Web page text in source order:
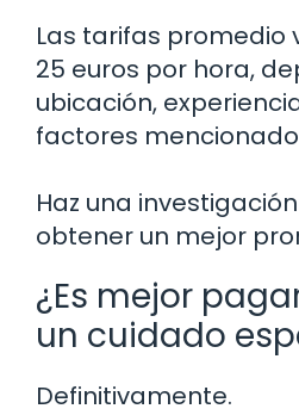
Las tarifas promedio
25 euros por hora,
ubicación,
factores
Haz una
obtener un mejor
¿Es mejor
un cuidado
Definitivamente.